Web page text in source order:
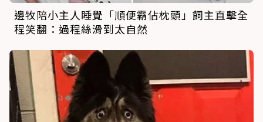
邊牧陪小主人睡覺「順便霸佔枕頭」飼主直擊全
程笑翻：過程絲滑到太自然